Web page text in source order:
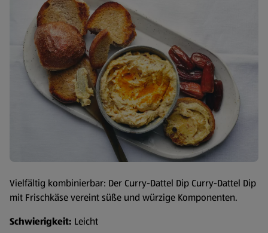
Vielfältig kombinierbar: Der Curry-Dattel Dip Curry-Dattel Dip
mit Frischkäse vereint süße und würzige Komponenten.
Schwierigkeit: Leicht